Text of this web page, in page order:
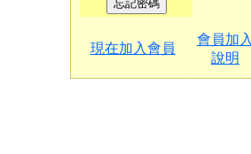
現在加入會員
會員加入
說明